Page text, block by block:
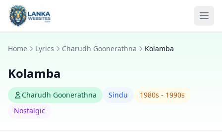
Skip to content
Home Lyrics Charudh Goonerathna Kolamba
Kolamba
Charudh Goonerathna Sindu
1980s - 1990s
Nostalgic